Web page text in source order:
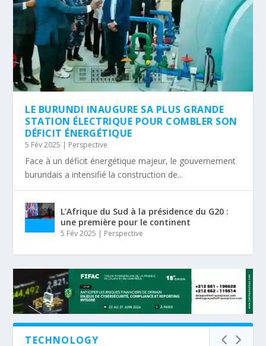
LE BURUNDI INAUGURE SA PLUS GRANDE
STATION ÉLECTRIQUE POUR COMBLER SON
DÉFICIT ÉNERGÉTIQUE
5 Fév 2025 | Perspective
Face à un déficit énergétique majeur, le gouvernement
burundais a intensifié la construction de...
L’Afrique du Sud à la présidence du G20 :
une première pour le continent
5 Fév 2025 | Perspective
TECHNOLOGY